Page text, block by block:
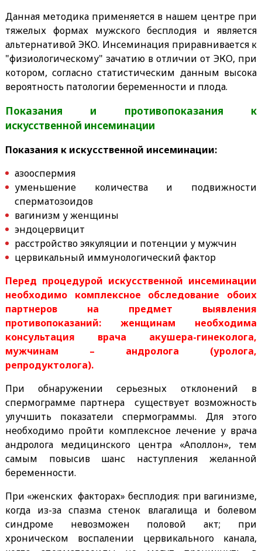
Данная методика применяется в нашем центре при
тяжелых формах мужского бесплодия и является
альтернативой ЭКО. Инсеминация приравнивается к
"физиологическому" зачатию в отличии от ЭКО, при
котором, согласно статистическим данным высока
вероятность патологии беременности и плода.
Показания и противопоказания к
искусственной инсеминации
Показания к искусственной инсеминации:
азооспермия
уменьшение количества и подвижности
сперматозоидов
вагинизм у женщины
эндоцервицит
расстройство эякуляции и потенции у мужчин
цервикальный иммунологический фактор
Перед процедурой искусственной инсеминации
необходимо комплексное обследование обоих
партнеров на предмет выявления
противопоказаний: женщинам необходима
консультация врача акушера-гинеколога,
мужчинам – андролога (уролога,
репродуктолога).
При обнаружении серьезных отклонений в
спермограмме партнера существует возможность
улучшить показатели спермограммы. Для этого
необходимо пройти комплексное лечение у врача
андролога медицинского центра «Аполлон», тем
самым повысив шанс наступления желанной
беременности.
При «женских факторах» бесплодия: при вагинизме,
когда из-за спазма стенок влагалища и болевом
синдроме невозможен половой акт; при
хроническом воспалении цервикального канала,